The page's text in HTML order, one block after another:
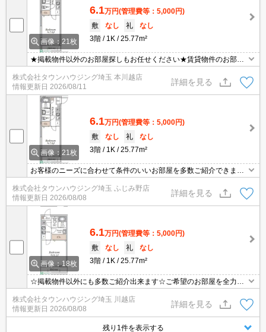
画像：21枚
6.1万円(管理費等：5,000円)
敷
なし 礼
なし
3階
1K 25.77m²
★掲載物件以外のお部屋探しもお任せください★賃貸物件のお部屋
探しはタウンハウジングへ★
株式会社タウンハウジング埼玉 本川越店
情報更新日 2026/08/11
詳細を見る
画像：21枚
6.1万円(管理費等：5,000円)
敷
なし 礼
なし
3階
1K 25.77m²
お客様のニーズに合わせて条件のいいお部屋を多数ご紹介できます♪
情報数No.1のタウンハウジングまで是非お問い合わせください！
株式会社タウンハウジング埼玉 ふじみ野店
情報更新日 2026/08/08
詳細を見る
画像：18枚
6.1万円(管理費等：5,000円)
敷
なし 礼
なし
3階
1K 25.77m²
☆掲載物件以外にも多数ご紹介出来ます☆ご希望のお部屋を全力で
お探しさせて頂きます♪
株式会社タウンハウジング埼玉 川越店
情報更新日 2026/08/08
詳細を見る
残り1件を表示する